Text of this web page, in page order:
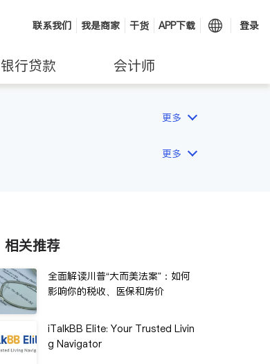
联系我们 我是商家 干货 APP下载 登录
银行贷款 会计师
更多
更多
相关推荐
全面解读川普“大而美法案”：如何
影响你的税收、医保和房价
iTalkBB Elite: Your Trusted Livin
g Navigator